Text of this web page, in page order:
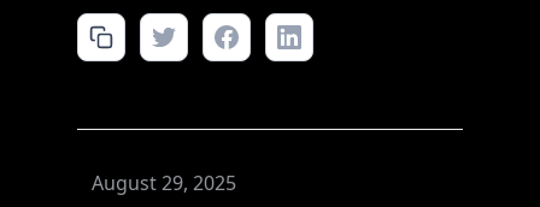
August 29, 2025